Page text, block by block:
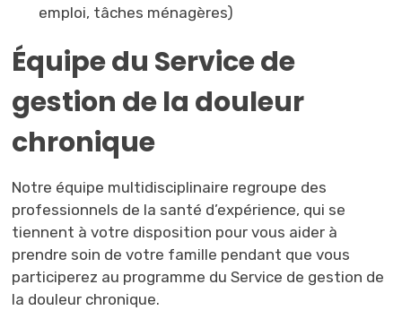
emploi, tâches ménagères)
Équipe du Service de
gestion de la douleur
chronique
Notre équipe multidisciplinaire regroupe des
professionnels de la santé d’expérience, qui se
tiennent à votre disposition pour vous aider à
prendre soin de votre famille pendant que vous
participerez au programme du Service de gestion de
la douleur chronique.